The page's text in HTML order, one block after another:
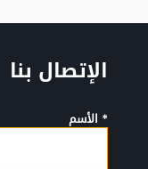
الإتصال بنا
* الأسم